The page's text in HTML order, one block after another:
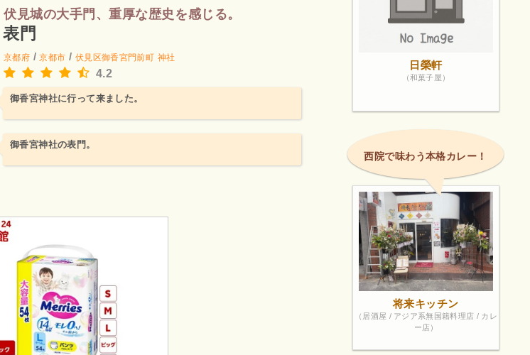
伏見城の大手門、重厚な歴史を感じる。
表門
京都府 /京都市 / 伏見区御香宮門前町 神社
4.2
御香宮神社に行って来ました。
御香宮神社の表門。
日榮軒
（和菓子屋）
西院で味わう本格カレー！
将来キッチン
（居酒屋 / アジア系無国籍料理店 / カレ
ー店）